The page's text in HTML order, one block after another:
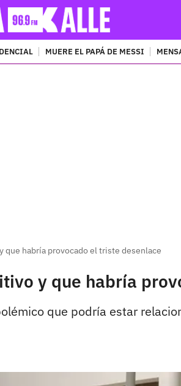
MUERE EL PAPÁ DE MESSI
habría provocado el triste desenlace
y que habría
que podría estar